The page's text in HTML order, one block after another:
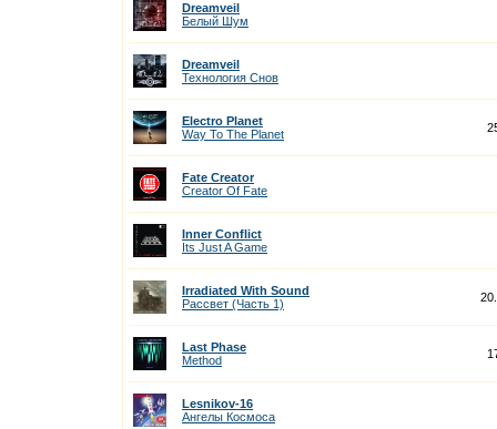
Dreamveil
Белый Шум
Dreamveil
Технология Снов
Electro Planet
Way To The Planet
Fate Creator
Creator Of Fate
Inner Conflict
Its Just A Game
Irradiated With Sound
Рассвет (Часть 1)
Last Phase
Method
Lesnikov-16
Ангелы Космоса